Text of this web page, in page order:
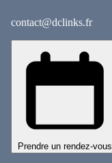
contact@dclinks.fr
Prendre un rendez-vous